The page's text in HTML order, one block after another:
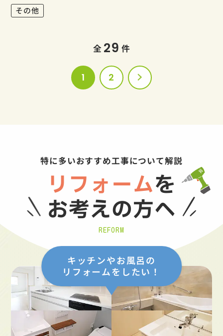
その他
全 29 件
1 2
特に多いおすすめ工事について解説
リフォームを
お考えの方へ
REFORM
キッチンやお風呂の
リフォームをしたい！